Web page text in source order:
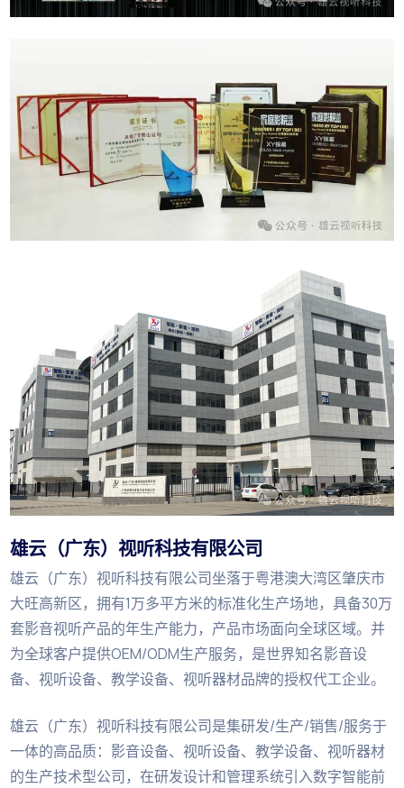
雄云（广东）视听科技有限公司
雄云（广东）视听科技有限公司坐落于粤港澳大湾区肇庆市
大旺高新区，拥有1万多平方米的标准化生产场地，具备30万
套影音视听产品的年生产能力，产品市场面向全球区域。并
为全球客户提供OEM/ODM生产服务，是世界知名影音设
备、视听设备、教学设备、视听器材品牌的授权代工企业。
雄云（广东）视听科技有限公司是集研发/生产/销售/服务于
一体的高品质：影音设备、视听设备、教学设备、视听器材
的生产技术型公司，在研发设计和管理系统引入数字智能前